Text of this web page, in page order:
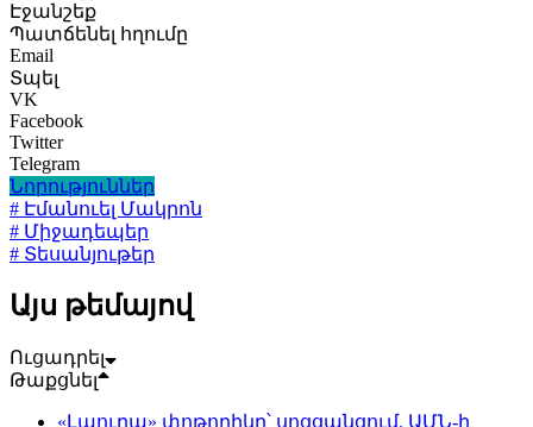
Էջանշեք
Պատճենել հղումը
Email
Տպել
VK
Facebook
Twitter
Telegram
Նորություններ
# Էմանուել Մակրոն
# Միջադեպեր
# Տեսանյութեր
Այս թեմայով
Ուցադրել
Թաքցնել
«Լաուրա» փոթորիկը՝ սոցցանցում. ԱՄՆ-ի